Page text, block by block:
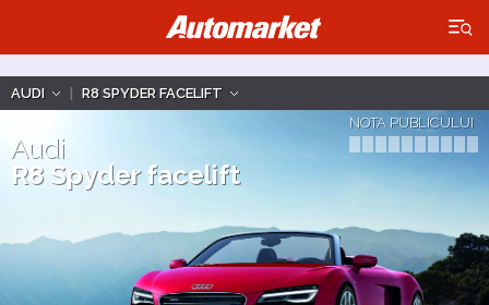
×
AUDI | R8 SPYDER FACELIFT
Audi
R8 Spyder facelift
NOTA PUBLICULUI